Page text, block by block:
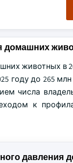
домашних
животных в
году до 265
числа
к
давления